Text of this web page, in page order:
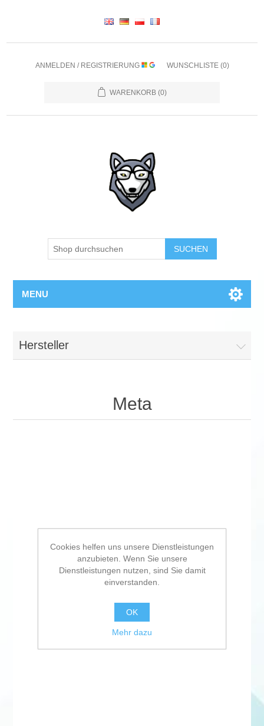
ANMELDEN / REGISTRIERUNG WUNSCHLISTE (0)
WARENKORB (0)
SUCHEN
MENU
Hersteller
Meta
Cookies helfen uns unsere Dienstleistungen
anzubieten. Wenn Sie unsere
Dienstleistungen nutzen, sind Sie damit
einverstanden.
OK
Mehr dazu